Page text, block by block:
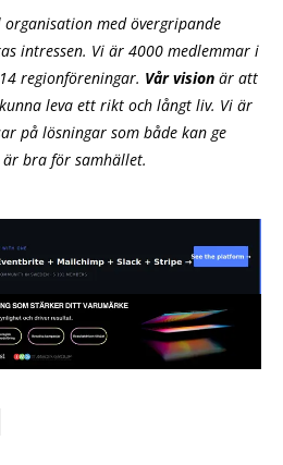
med övergripande
intressen. Vi är 4000 medlemmar i
regionföreningar. Vår vision är att
leva ett rikt och långt liv. Vi är
på lösningar som både kan ge
bra för samhället.